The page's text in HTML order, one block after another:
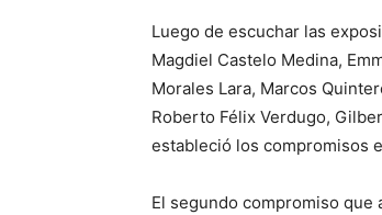
Luego de escuchar las
Magdiel Castelo Medina,
Morales Lara, Marcos
Roberto Félix Verdugo,
estableció los compromisos
El segundo compromiso